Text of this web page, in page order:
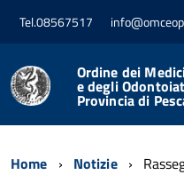
Tel.08567517
Ordine dei
e degli
Provincia di
Home Notizie